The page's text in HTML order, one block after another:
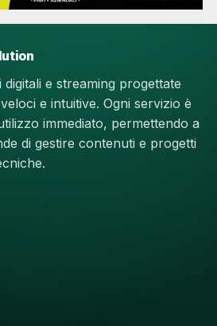
e streaming progettate
e intuitive. Ogni servizio è
immediato, permettendo a
di gestire contenuti e progetti